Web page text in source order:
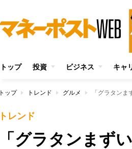
トップ 投資 ビジネス キャ
トップ トレンド グルメ 「グラタン
トレンド
「グラタンまず